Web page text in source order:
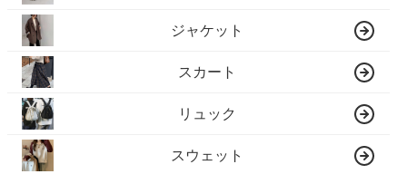
ジャケット
スカート
リュック
スウェット